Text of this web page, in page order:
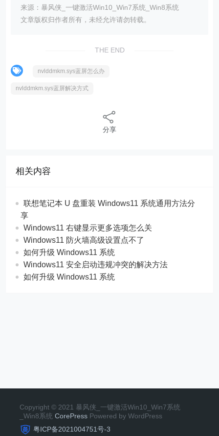
来源：暴风侠_一键激活Win10_Win7系统_Win8系统
文章版权归作者所有，未经允许请勿转载。
THE END
nvlddmkm.sys蓝屏怎么办
nvlddmkm.sys蓝屏解决方式
分享
相关内容
联想笔记本 U 盘重装 Windows11 系统通用方法分
享
Windows11 右键显示更多选项怎么关
Windows11 防火墙高级设置点不了
如何升级 Windows11 系统
Windows11 安全启动违规冲突的解决方法
如何升级 Windows11 系统
Copyright © 2021 暴风侠_一键激活Win10_Win7系统
_Win8系统 CorePress Powered by WordPress
粤ICP备2021004751号-3